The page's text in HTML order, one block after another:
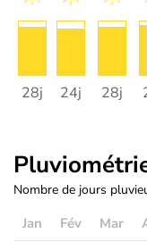
28j 24j 28j
Nombre de jours
Jan Fév Mar